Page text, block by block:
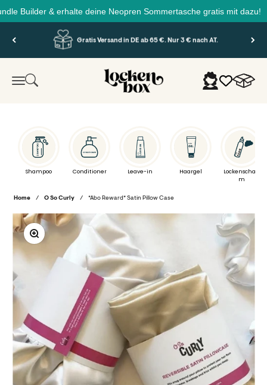
& erhalte deine Neopren Sommertasche gratis mit dazu!
Zum Inhalt springen
Persönlicher Kundenservice
MenüSuche Lockenbox.com Anmelden
Shampoo Conditioner Leave-in Haargel
Lockenschau
m
Home / O So Curly / *Abo Reward* Satin Pillow Case
Bild vergrößern